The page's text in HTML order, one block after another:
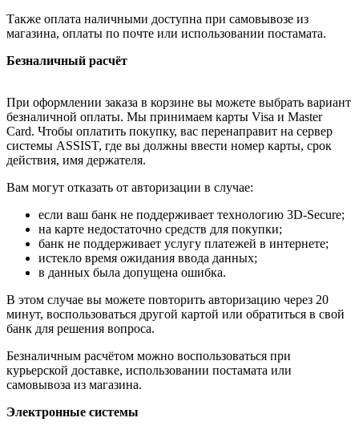
Также оплата наличными доступна при самовывозе из
магазина, оплаты по почте или использовании постамата.
Безналичный расчёт
При оформлении заказа в корзине вы можете выбрать вариант
безналичной оплаты. Мы принимаем карты Visa и Master
Card. Чтобы оплатить покупку, вас перенаправит на сервер
системы ASSIST, где вы должны ввести номер карты, срок
действия, имя держателя.
Вам могут отказать от авторизации в случае:
если ваш банк не поддерживает технологию 3D-Secure;
на карте недостаточно средств для покупки;
банк не поддерживает услугу платежей в интернете;
истекло время ожидания ввода данных;
в данных была допущена ошибка.
В этом случае вы можете повторить авторизацию через 20
минут, воспользоваться другой картой или обратиться в свой
банк для решения вопроса.
Безналичным расчётом можно воспользоваться при
курьерской доставке, использовании постамата или
самовывоза из магазина.
Электронные системы